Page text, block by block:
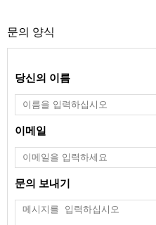
문의 양식
당신의 이름
이메일
문의 보내기